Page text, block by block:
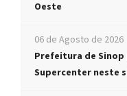
Oeste
06 de Agosto de 2026
Prefeitura de Sinop
Supercenter neste